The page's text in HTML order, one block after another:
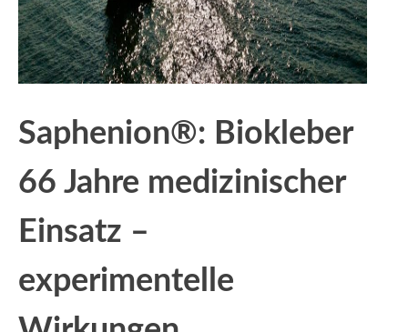
Saphenion®: Biokleber
66 Jahre medizinischer
Einsatz –
experimentelle